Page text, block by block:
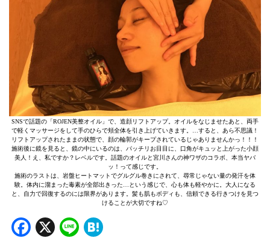
SNSで話題の「ROJEN美整オイル」で、造顔リフトアップ。オイルをなじませたあと、両手
で軽くマッサージをして手のひらで頬全体を引き上げていきます。…すると、あら不思議！
リフトアップされたままの状態で、顔の輪郭がキープされているじゃありませんかっ！！！
施術後に鏡を見ると、鏡の中にいるのは、パッチリお目目に、口角がキュッと上がった小顔
美人！え、私ですか？レベルです。話題のオイルと宮川さんの神ワザのコラボ、本当ヤバ
ッ！って感じです。
施術のラストは、岩盤ヒートマットでグルグル巻きにされて、尋常じゃない量の発汗を体
験。体内に溜まった毒素が全部出きった…という感じで、心も体も軽やかに。大人になる
と、自力で回復するのには限界があります。髪も肌もボディも、信頼できる行きつけを見つ
けることが大切ですね♡
Facebook
X Line